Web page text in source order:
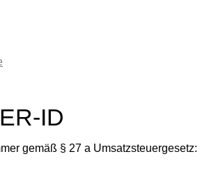
ID
gemäß § 27 a Umsatzsteuergesetz: